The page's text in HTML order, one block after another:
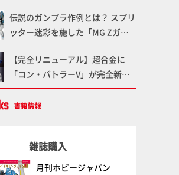
伝説のガンプラ作例とは？ スプリ
ッター迷彩を施した「MG Zガン
ダム アムロ・レイ仕様機」をMAX
渡辺がふたたび塗る!!【試し読
み】
【完全リニューアル】超合金に
「コン・バトラーV」が完全新規
造形で登場！気になる仕様を試作
品の撮り下ろしでご紹介!!さらに
雑誌購入
月刊ホビージャパン